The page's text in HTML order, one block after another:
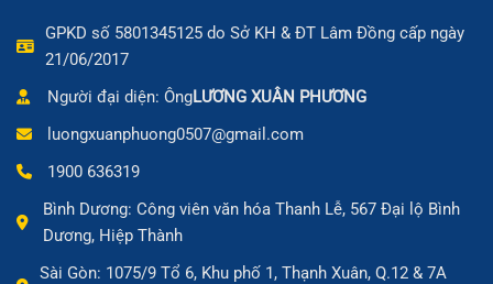
GPKD số 5801345125 do Sở KH & ĐT Lâm Đồng cấp ngày
21/06/2017
Người đại diện: ÔngLƯƠNG XUÂN PHƯƠNG
luongxuanphuong0507@gmail.com
1900 636319
Bình Dương: Công viên văn hóa Thanh Lễ, 567 Đại lộ Bình
Dương, Hiệp Thành
Sài Gòn: 1075/9 Tổ 6, Khu phố 1, Thạnh Xuân, Q.12 & 7A